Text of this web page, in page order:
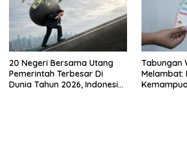
20 Negeri Bersama Utang
Pemerintah Terbesar Di
Dunia Tahun 2026, Indonesia
Tabungan
Melambat: